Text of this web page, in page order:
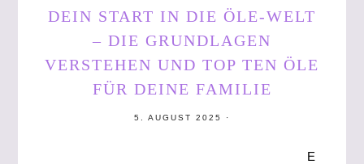
DEIN START IN DIE ÖLE-WELT
– DIE GRUNDLAGEN
VERSTEHEN UND TOP TEN ÖLE
FÜR DEINE FAMILIE
5. AUGUST 2025 ·
E